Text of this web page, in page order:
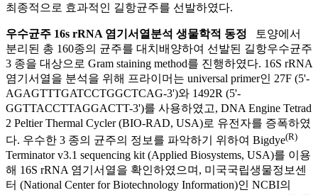
최종적으로 효과적인 길항균주를 선발하였다.
우수균주 16s rRNA 염기서열분석 생물학적 동정
토양에서
분리된 총 160종의 균주를 대치배양하여 선발된 길항우수균주
3 종을 대상으로 Gram staining method를 진행하였다. 16S rRNA
염기서열을 분석을 위해 프라이머는 universal primer인 27F (5'-
AGAGTTTGATCCTGGCTCAG-3')와 1492R (5'-
GGTTACCTTAGGACTT-3')를 사용하였고, DNA Engine Tetrad
2 Peltier Thermal Cycler (BIO-RAD, USA)로 유전자를 증폭하였
다. 우수한 3 종의 균주의 정보를 파악하기 위하여 Bigdye(R)
Terminator v3.1 sequencing kit (Applied Biosystems, USA)를 이용
해 16S rRNA 염기서열을 확인하였으며, 미국국립생물정보센
터 (National Center for Biotechnology Information)인 NCBI의